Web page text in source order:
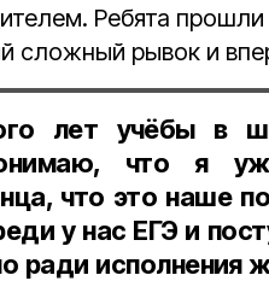
Ребята
сложный рывок и
лет учёбы в
что я
что это наше
у нас ЕГЭ и
ради исполнения